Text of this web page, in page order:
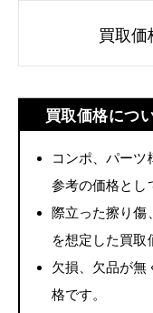
買取価
買取価格につ
コンポ、パーツ
参考の価格とし
際立った擦り傷
を想定した買取
欠損、欠品が無
格です。